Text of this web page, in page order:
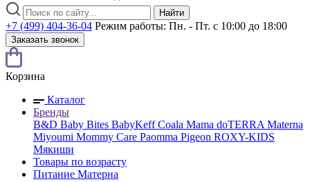
Найти
+7 (499) 404-36-04 Режим работы: Пн. - Пт. с 10:00 до 18:00
Заказать звонок
Корзина
Каталог
Бренды
B&D Baby Bites BabyKeffCoala Mama doTERRA Materna
Miyoumi Mommy Care Paomma Pigeon ROXY-KIDS
Мякиши
Товары по возрасту
Питание Матерна